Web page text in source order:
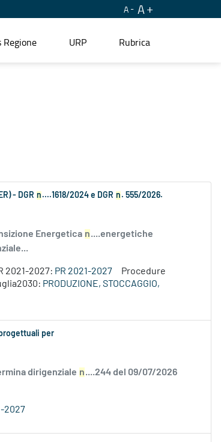
A A
Regione URP Rubrica
- DGR n ....1618/2024 e DGR n . 555/2026.
Energetica n....energetiche
2021-2027: PR 2021-2027
Procedure
PRODUZIONE, STOCCAGGIO,
per
dirigenziale n....244 del 09/07/2026
2027